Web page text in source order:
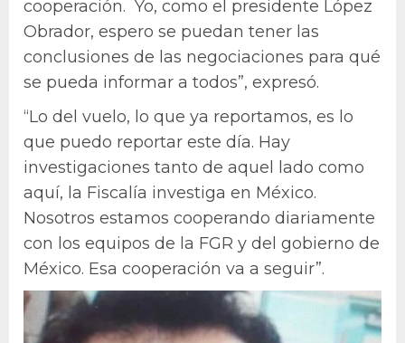
cooperación. Yo, como el presidente López
Obrador, espero se puedan tener las
conclusiones de las negociaciones para qué
se pueda informar a todos”, expresó.
“Lo del vuelo, lo que ya reportamos, es lo
que puedo reportar este día. Hay
investigaciones tanto de aquel lado como
aquí, la Fiscalía investiga en México.
Nosotros estamos cooperando diariamente
con los equipos de la FGR y del gobierno de
México. Esa cooperación va a seguir”.